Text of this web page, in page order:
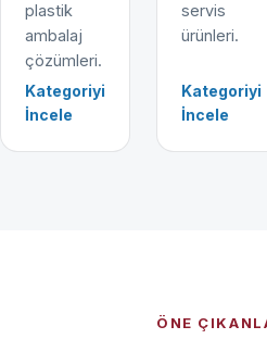
plastik
ambalaj
çözümleri.
Kategoriyi
İncele
servis
ürünleri.
Kategoriyi
İncele
ÖNE